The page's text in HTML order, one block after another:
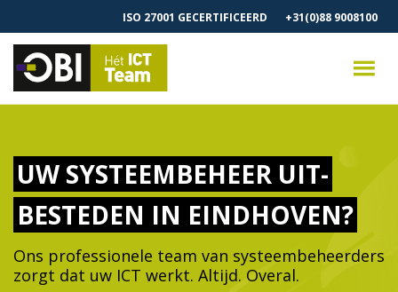
ISO 27001 GECERTIFICEERD +31(0)88 9008100
UW SYSTEEMBEHEER UIT-
BESTEDEN IN EINDHOVEN?
Ons professionele team van systeembeheerders
zorgt dat uw ICT werkt. Altijd. Overal.